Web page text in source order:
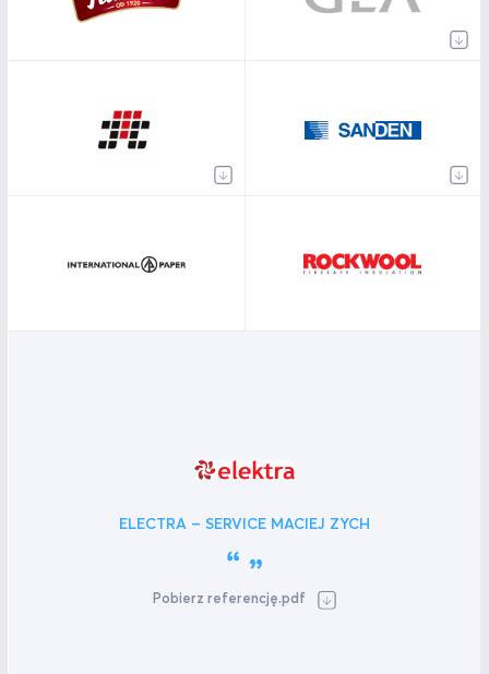
ELECTRA – SERVICE MACIEJ ZYCH
Pobierz referencję.pdf